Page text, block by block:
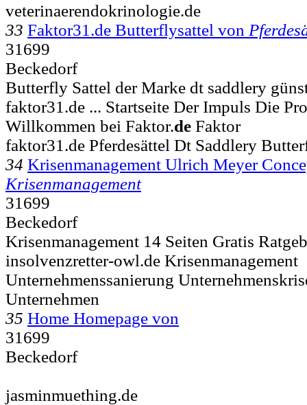
veterinaerendokrinologie.de
33 Faktor31.de Butterflysattel von
31699
Beckedorf
Butterfly Sattel der Marke dt saddlery
faktor31.de ... Startseite Der Impuls Die
Willkommen bei Faktor.de Faktor
faktor31.de Pferdesättel Dt Saddlery
34 Krisenmanagement Ulrich Meyer
Krisenmanagement
31699
Beckedorf
Krisenmanagement 14 Seiten Gratis
insolvenzretter-owl.de Krisenmanagement
Unternehmenssanierung
Unternehmen
35 Home Homepage von
31699
Beckedorf
jasminmuething.de